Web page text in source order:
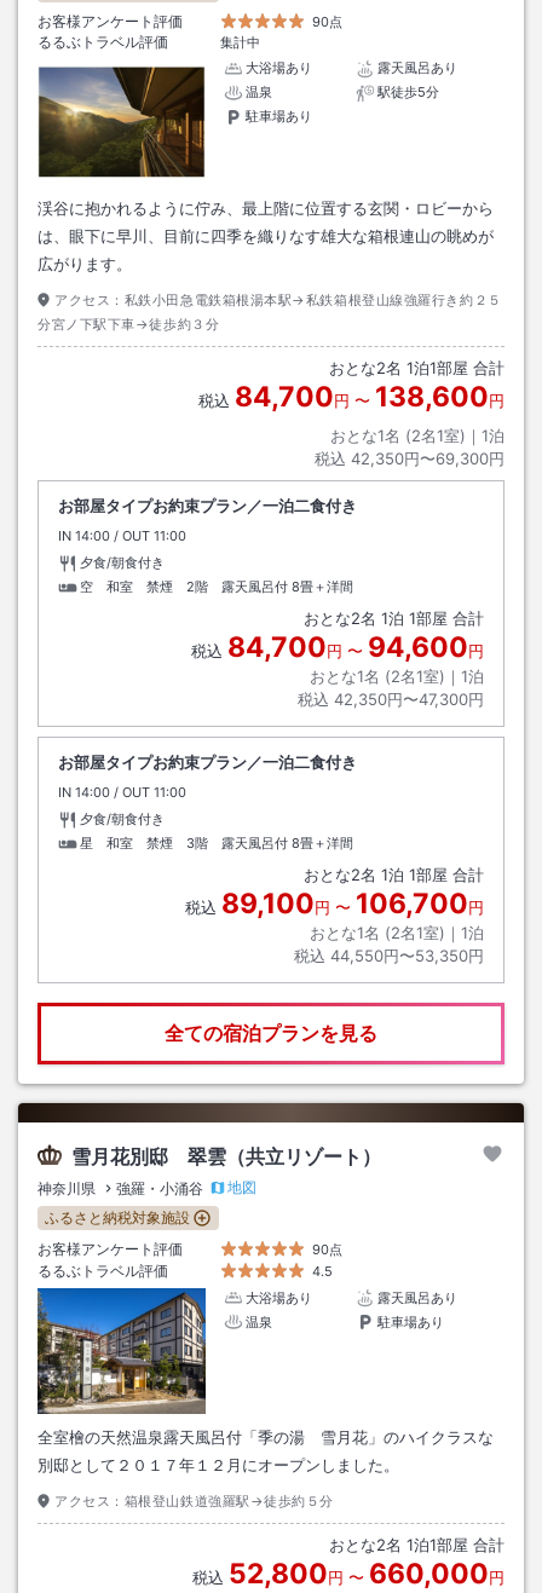
お客様アンケート評価
90点
るるぶトラベル評価
集計中
大浴場あり
露天風呂あり
温泉
駅徒歩5分
駐車場あり
渓谷に抱かれるように佇み、最上階に位置する玄関・ロビーから
は、眼下に早川、目前に四季を織りなす雄大な箱根連山の眺めが
広がります。
アクセス： 私鉄小田急電鉄箱根湯本駅→私鉄箱根登山線強羅行き約２５
分宮ノ下駅下車→徒歩約３分
おとな2名 1泊1部屋 合計
税込 84,700円 〜 138,600円
おとな1名 (2名1室)｜ 1泊
税込 42,350円〜69,300円
お部屋タイプお約束プラン／一泊二食付き
IN チェックイン
14:00 / OUT チェックアウト
11:00
夕食/朝食付き
空 和室 禁煙 2階 露天風呂付 8畳＋洋間
おとな2名 1泊 1部屋 合計
税込 84,700円 〜 94,600円
おとな1名 (2名1室)｜ 1泊
税込 42,350円〜47,300円
お部屋タイプお約束プラン／一泊二食付き
IN チェックイン
14:00 / OUT チェックアウト
11:00
夕食/朝食付き
星 和室 禁煙 3階 露天風呂付 8畳＋洋間
おとな2名 1泊 1部屋 合計
税込 89,100円 〜 106,700円
おとな1名 (2名1室)｜ 1泊
税込 44,550円〜53,350円
全ての宿泊プランを見る
雪月花別邸 翠雲（共立リゾート）
神奈川県 強羅・小涌谷
地図
ふるさと納税対象施設
お客様アンケート評価
90点
るるぶトラベル評価
4.5
大浴場あり
露天風呂あり
温泉
駐車場あり
全室檜の天然温泉露天風呂付「季の湯 雪月花」のハイクラスな
別邸として２０１７年１２月にオープンしました。
アクセス： 箱根登山鉄道強羅駅→徒歩約５分
おとな2名 1泊1部屋 合計
税込 52,800円 〜 660,000円